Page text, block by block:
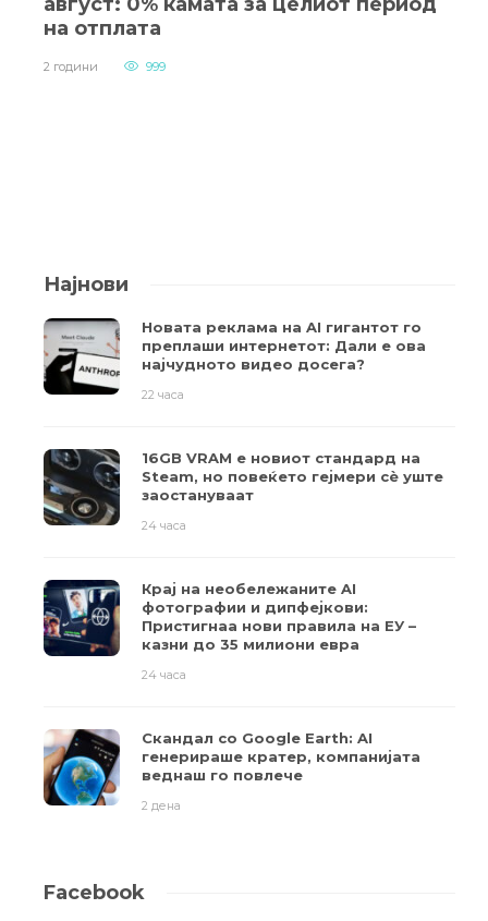
август: 0% камата за целиот период
на отплата
2 години 999
Најнови
Новата реклама на AI гигантот го
преплаши интернетот: Дали е ова
најчудното видео досега?
22 часа
16GB VRAM е новиот стандард на
Steam, но повеќето гејмери ​​сè уште
заостануваат
24 часа
Крај на необележаните AI
фотографии и дипфејкови:
Пристигнаа нови правила на ЕУ –
казни до 35 милиони евра
24 часа
Скандал со Google Earth: AI
генерираше кратер, компанијата
веднаш го повлече
2 дена
Facebook